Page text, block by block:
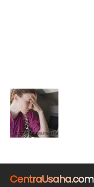
CentraUsaha.com